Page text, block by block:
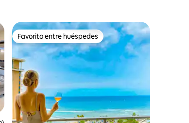
Favorito entre huéspedes
Favorito entre huéspedes